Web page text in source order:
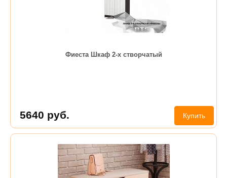
Фиеста Шкаф 2-х створчатый
5640 руб. Купить